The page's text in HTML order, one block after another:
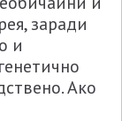
заради
и
Ако